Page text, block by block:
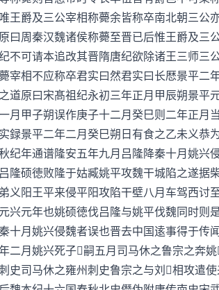
王爵及三公宰相称薨余皆称卒南北朝三
曰周秦汉魏诸侯称薨至晋已后惟王爵及
不可请本追改其晋隋唐纪欲除诸王三师
宰相不应称卒君实曰然君实曰长厯景平
道原曰宋髙祖纪永初三年正月甲辰朔景
月甲子朔误作庚子十二月癸巳则二年正
録景平二年二月癸巳朔日有食之乙未义
纪年通谱隆安五年九月吕隆降秦十月姚
隆硕徳败隆于姑臧姚平攻魏干城陷之遂
义阳王平来侵平阳攻陷干壁八月车驾西
兴元年也姚硕徳伐吕隆与姚平伐魏同时
十月姚兴侵魏者误也晋去中国逺事得于
二月姚兴死子嗣五月司马休之鲁宗之奔
史司马休之雍州刺史鲁宗之与刘相攻遣